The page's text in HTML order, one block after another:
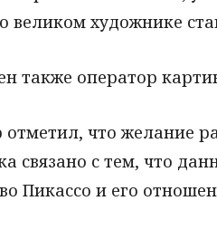
великом художнике
также оператор
отметил, что желание
связано с тем, что
Пикассо и его